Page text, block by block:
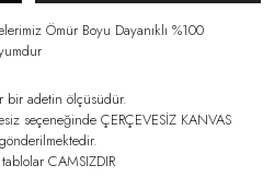
Ömür Boyu Dayanıklı %100
bir adetin ölçüsüdür.
seçeneğinde ÇERÇEVESİZ KANVAS
CAMSIZDIR